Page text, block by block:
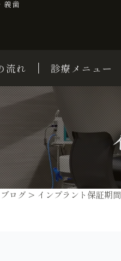
義歯
流れ 診療メニュー
ログ > インプラント保証期間